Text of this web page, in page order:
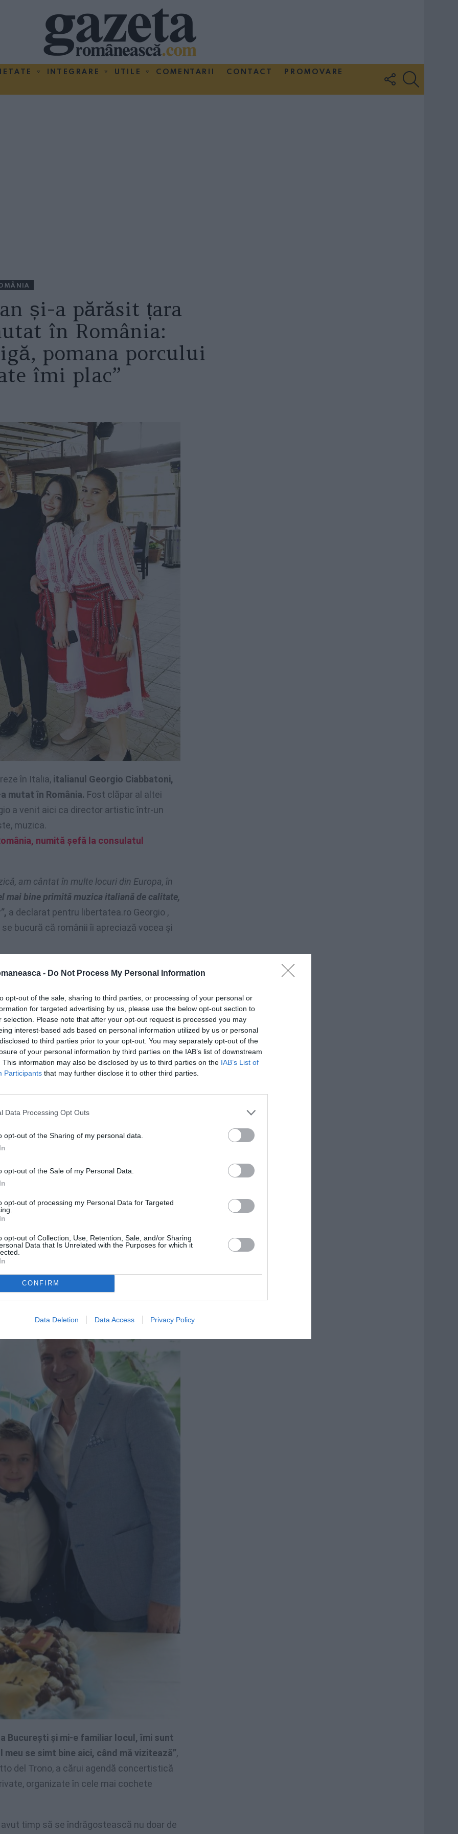
- Do Not Process My Personal Information
opt-out of the sale, sharing to third parties, or processing of your personal or
for targeted advertising by us, please use the below opt-out section to
selection. Please note that after your opt-out request is processed you may
interest-based ads based on personal information utilized by us or personal
to third parties prior to your opt-out. You may separately opt-out of the
of your personal information by third parties on the IAB’s list of downstream
This information may also be disclosed by us to third parties on the IAB’s List of
Participants that may further disclose it to other third parties.
Data Processing Opt Outs
opt-out of the Sharing of my personal data.
opt-out of the Sale of my Personal Data.
opt-out of processing my Personal Data for Targeted
opt-out of Collection, Use, Retention, Sale, and/or Sharing
Data that Is Unrelated with the Purposes for which it
CONFIRM
Data Deletion Data Access Privacy Policy
INTEGRARE UTILE COMENTARII CONTACT
PROMOVARE
FOLLOW
US
și-a părăsit țara
în România:
pomana porcului
îmi plac”
în Italia, italianul Georgio Ciabbatoni,
mutat în România. Fost clăpar al altei
a venit aici ca director artistic într-un
muzica.
numită șefă la consulatul
am cântat în multe locuri din Europa, în
mai bine primită muzica italiană de calitate,
, a declarat pentru libertatea.ro Georgio ,
bucură că românii îi apreciază vocea și
lui Giani Morandi. În România a venit
o vacanță petrecută aici, s-a
mute la București. Familia nu l-a urmat,
munca de îngrijitoare, criză tot mai mare
București și mi-e familiar locul, îmi sunt
se simt bine aici, când mă vizitează”,
del Trono, a cărui agendă concertistică
organizate în cele mai cochete
timp să se îndrăgostească nu doar de